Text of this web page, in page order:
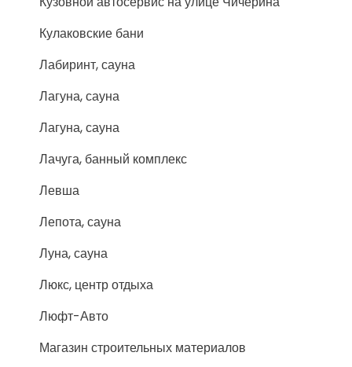
Кулаковские бани
Лабиринт, сауна
Лагуна, сауна
Лагуна, сауна
Лачуга, банный комплекс
Левша
Лепота, сауна
Луна, сауна
Люкс, центр отдыха
Люфт-Авто
Магазин строительных материалов